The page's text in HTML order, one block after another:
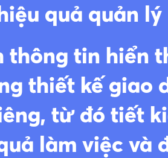
quả quản lý
thông tin hiển
thiết kế giao
từ đó tiết
làm việc và